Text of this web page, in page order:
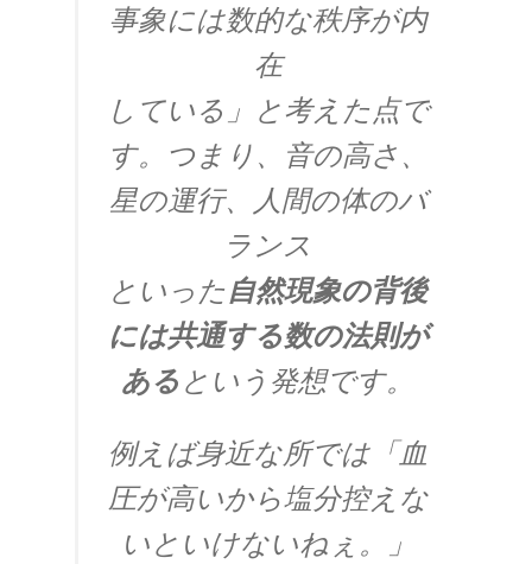
H・アルプレヒト・ベーテ
【星の進化を考え、また原子核反応を考えた】
J・C・マクスウェル
【場の理論をまとめ、電磁波が光速
となる事を示した】
J・F・ジョリオ＝キューリー
J・J・サクライ
事象には数的な秩序が内
在
している」と考えた点で
す。つまり、音の高さ、
星の運行、人間の体のバ
ランス
といった自然現象の背後
には共通する数の法則が
あるという発想です。
例えば身近な所では「血
圧が高いから塩分控えな
いといけないねぇ。」